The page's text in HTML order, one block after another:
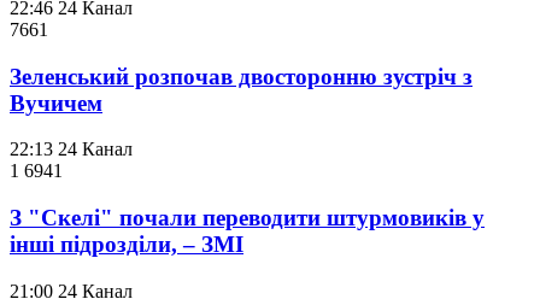
22:46 24 Канал
7661
Зеленський розпочав двосторонню зустріч з
Вучичем
22:13 24 Канал
1 6941
З "Скелі" почали переводити штурмовиків у
інші підрозділи, – ЗМІ
21:00 24 Канал